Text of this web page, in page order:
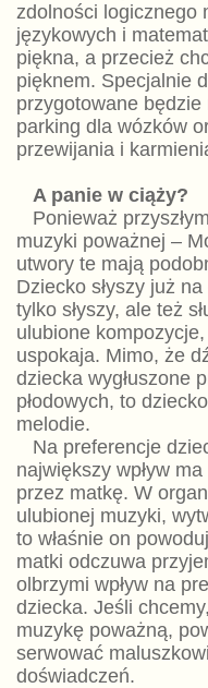
zdolności logicznego
językowych i
piękna, a przecież
pięknem. Specjalnie
przygotowane
parking dla wózków
przewijania i
A panie w ciąży?
Ponieważ
muzyki poważnej –
utwory te mają
Dziecko słyszy już
tylko słyszy, ale też
ulubione
uspokaja. Mimo, że
dziecka wygłuszone
płodowych, to
melodie.
Na preferencje
największy wpływ
przez matkę. W
ulubionej muzyki,
to właśnie on
matki odczuwa
olbrzymi wpływ na
dziecka. Jeśli
muzykę poważną,
serwować
doświadczeń.